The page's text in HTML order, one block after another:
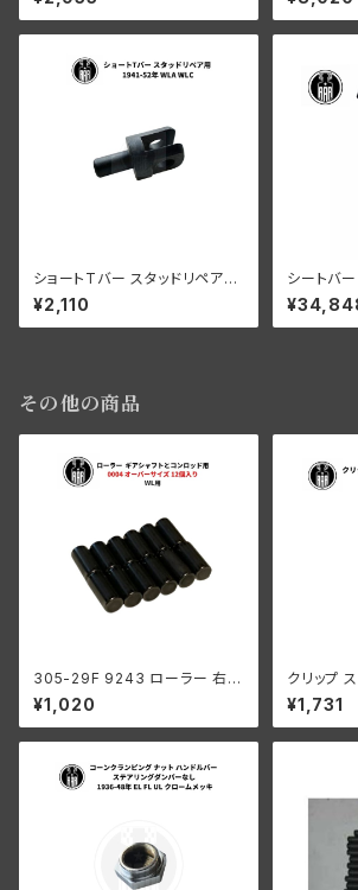
レーダビッドソン 1929-73年 D
L RL WL G 全年式
バー用
ショートTバー スタッドリペア用
ハーレー 1941-52年 WLA WL
C
¥2,110
シートバ
モデル ブラ
その他の商品
305-29F 9243 ローラー 右側
コンロッド用 +0004 オーバー
サイズ 12個入り ハーレーダビッ
ドソン 1929-73年 DL RL WL
¥1,020
クリップ
ーブル ハ
37-57年
¥1,731